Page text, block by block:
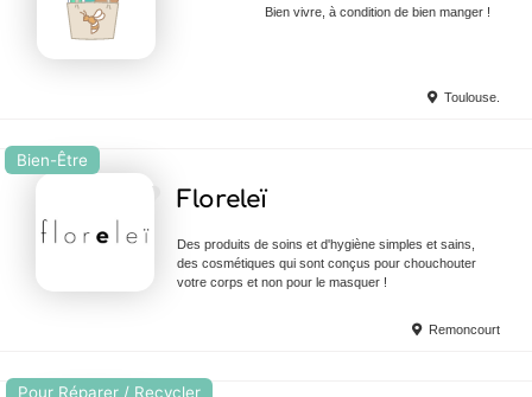
Bien vivre, à condition de bien manger !
Toulouse.
Bien-Être
Floreleï
Des produits de soins et d'hygiène simples et sains,
des cosmétiques qui sont conçus pour chouchouter
votre corps et non pour le masquer !
Remoncourt
Pour Réparer / Recycler